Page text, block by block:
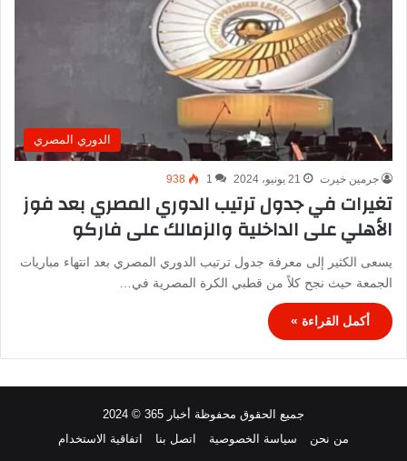
الدوري المصري
جرمين خيرت 21 يونيو، 2024 1
938
تغيرات في جدول ترتيب الدوري المصري بعد فوز
الأهلي على الداخلية والزمالك على فاركو
يسعى الكثير إلى معرفة جدول ترتيب الدوري المصري بعد انتهاء مباريات
الجمعة حيث نجح كلاً من قطبي الكرة المصرية في…
أكمل القراءة »
جميع الحقوق محفوظة أخبار 365 © 2024
من نحن
سياسة الخصوصية اتصل بنا اتفاقية الاستخدام